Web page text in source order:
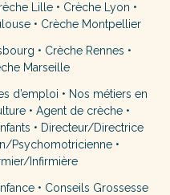
Lille • Crèche Lyon •
• Crèche Montpellier
• Crèche Rennes •
Marseille
d’emploi • Nos métiers en
• Agent de crèche•
• Directeur/Directrice
Psychomotricienne•
Infirmière
• Conseils Grossesse